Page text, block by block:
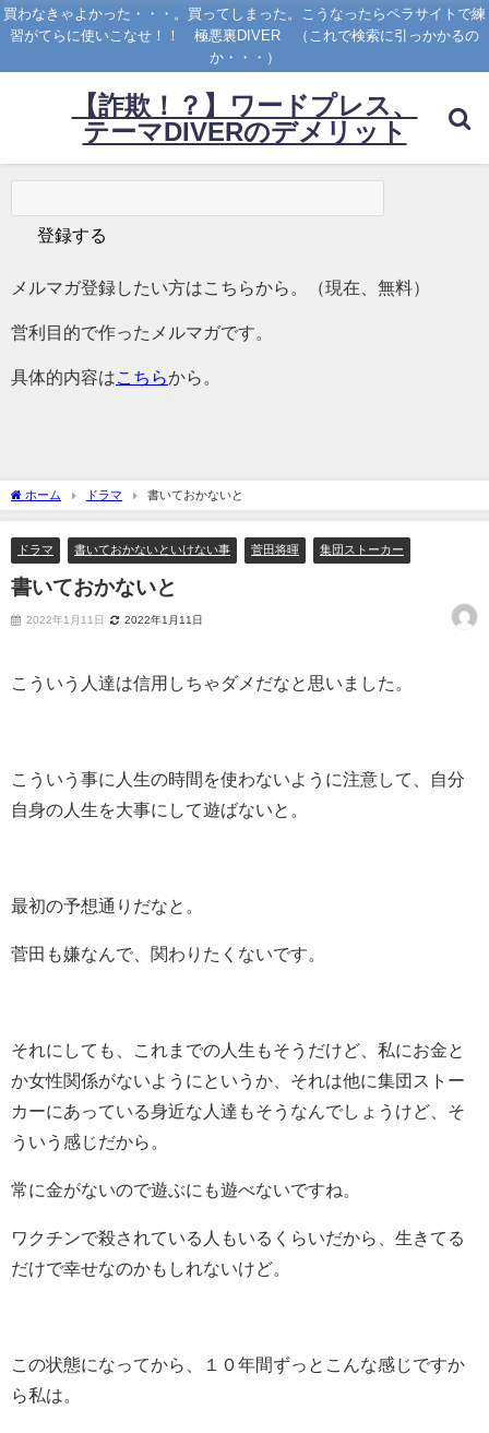
買わなきゃよかった・・・。買ってしまった。こうなったらペラサイトで練
習がてらに使いこなせ！！ 極悪裏DIVER （これで検索に引っかかるの
か・・・）
【詐欺！？】ワードプレス、
テーマDIVERのデメリット
メルマガ登録したい方はこちらから。（現在、無料）
営利目的で作ったメルマガです。
具体的内容は こちらから。
ホーム ドラマ 書いておかないと
ドラマ 書いておかないといけない事 菅田将暉 集団ストーカー
書いておかないと
2022年1月11日 2022年1月11日
こういう人達は信用しちゃダメだなと思いました。
こういう事に人生の時間を使わないように注意して、自分
自身の人生を大事にして遊ばないと。
最初の予想通りだなと。
菅田も嫌なんで、関わりたくないです。
それにしても、これまでの人生もそうだけど、私にお金と
か女性関係がないようにというか、それは他に集団ストー
カーにあっている身近な人達もそうなんでしょうけど、そ
ういう感じだから。
常に金がないので遊ぶにも遊べないですね。
ワクチンで殺されている人もいるくらいだから、生きてる
だけで幸せなのかもしれないけど。
この状態になってから、１０年間ずっとこんな感じですか
ら私は。